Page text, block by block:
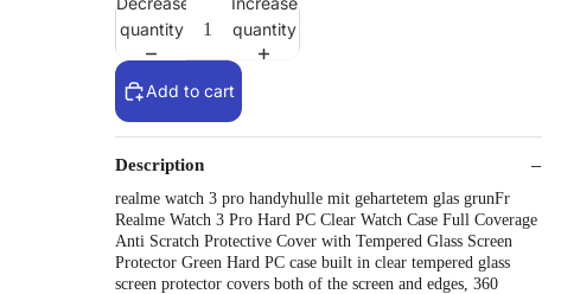
quantity
quantity
Add to cart
Description
realme watch 3 pro handyhulle mit gehartetem glas grunFr
Realme Watch 3 Pro Hard PC Clear Watch Case Full Coverage
Anti Scratch Protective Cover with Tempered Glass Screen
Protector Green Hard PC case built in clear tempered glass
screen protector covers both of the screen and edges, 360